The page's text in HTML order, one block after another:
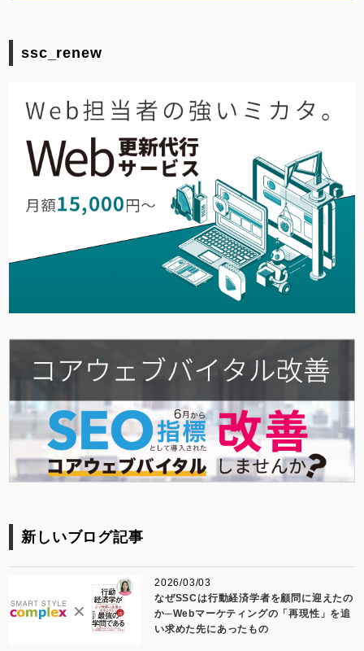
ssc_renew
新しいブログ記事
2026/03/03
なぜSSCは行動経済学者を顧問に迎えたの
か─Webマーケティングの「再現性」を追
い求めた先にあったもの